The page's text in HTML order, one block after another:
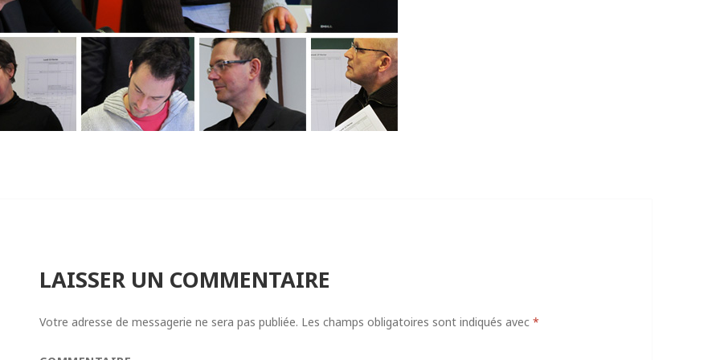
LAISSER UN COMMENTAIRE
Votre adresse de messagerie ne sera pas publiée. Les champs obligatoires sont indiqués avec*